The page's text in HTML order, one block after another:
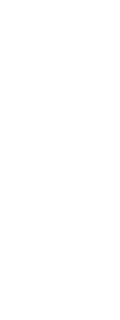
favoritos